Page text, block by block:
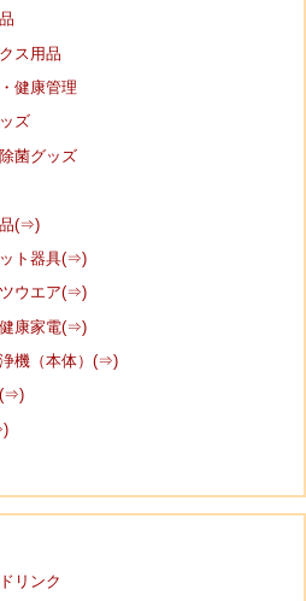
ス用品
健康管理
ズ
菌グッズ
(⇒)
ト器具(⇒)
ウエア(⇒)
康家電(⇒)
機（本体）(⇒)
(⇒)
リンク